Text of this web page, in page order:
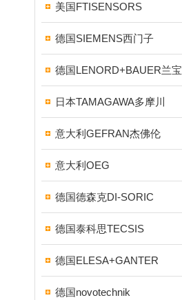
美国FTISENSORS
德国SIEMENS西门子
德国LENORD+BAUER兰宝
日本TAMAGAWA多摩川
意大利GEFRAN杰佛伦
意大利OEG
德国德森克DI-SORIC
德国泰科思TECSIS
德国ELESA+GANTER
德国novotechnik